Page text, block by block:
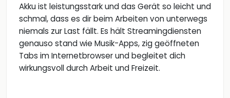
Akku ist leistungsstark und das Gerät so leicht und
schmal, dass es dir beim Arbeiten von unterwegs
niemals zur Last fällt. Es hält Streamingdiensten
genauso stand wie Musik-Apps, zig geöffneten
Tabs im Internetbrowser und begleitet dich
wirkungsvoll durch Arbeit und Freizeit.